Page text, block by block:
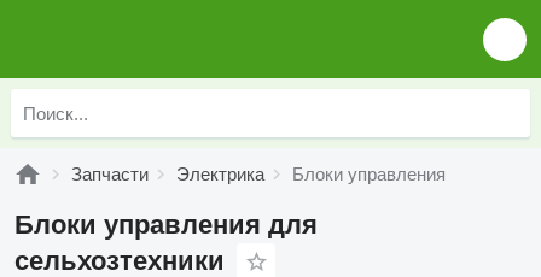
Запчасти Электрика Блоки управления
Блоки управления для
сельхозтехники